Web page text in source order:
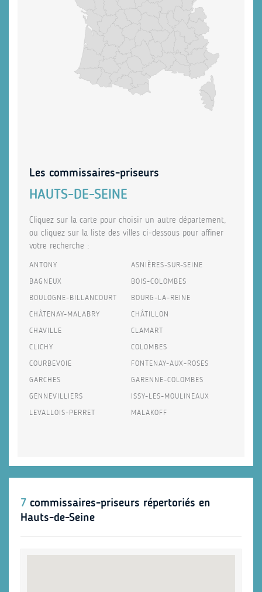
Les commissaires-priseurs
HAUTS-DE-SEINE
Cliquez sur la carte pour choisir un autre département,
ou cliquez sur la liste des villes ci-dessous pour affiner
votre recherche :
ANTONY
ASNIÈRES-SUR-SEINE
BAGNEUX
BOIS-COLOMBES
BOULOGNE-BILLANCOURT
BOURG-LA-REINE
CHÂTENAY-MALABRY
CHÂTILLON
CHAVILLE
CLAMART
CLICHY
COLOMBES
COURBEVOIE
FONTENAY-AUX-ROSES
GARCHES
GARENNE-COLOMBES
GENNEVILLIERS
ISSY-LES-MOULINEAUX
LEVALLOIS-PERRET
MALAKOFF
7 commissaires-priseurs répertoriés en
Hauts-de-Seine